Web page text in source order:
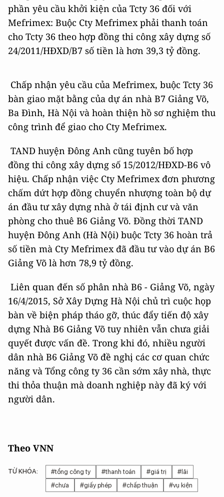
phần yêu cầu khởi kiện của Tcty 36 đối với
Mefrimex: Buộc Cty Mefrimex phải thanh toán
cho Tcty 36 theo hợp đồng thi công xây dựng số
24/2011/HĐXD/B7 số tiền là hơn 39,3 tỷ đồng.
Chấp nhận yêu cầu của Mefrimex, buộc Tcty 36
bàn giao mặt bằng của dự án nhà B7 Giảng Võ,
Ba Đình, Hà Nội và hoàn thiện hồ sơ nghiệm thu
công trình để giao cho Cty Mefrimex.
TAND huyện Đông Anh cũng tuyên bố hợp
đồng thi công xây dựng số 15/2012/HĐXD-B6 vô
hiệu. Chấp nhận việc Cty Mefrimex đơn phương
chấm dứt hợp đồng chuyển nhượng toàn bộ dự
án đầu tư xây dựng nhà ở tái định cư và văn
phòng cho thuê B6 Giảng Võ. Đồng thời TAND
huyện Đông Anh (Hà Nội) buộc Tcty 36 hoàn trả
số tiền mà Cty Mefrimex đã đầu tư vào dự án B6
Giảng Võ là hơn 78,9 tỷ đồng.
Liên quan đến số phân nhà B6 - Giảng Võ, ngày
16/4/2015, Sở Xây Dựng Hà Nội chủ trì cuộc họp
bàn về biện pháp tháo gỡ, thúc đẩy tiến độ xây
dựng Nhà B6 Giảng Võ tuy nhiên vẫn chưa giải
quyết được vấn đề. Trong khi đó, nhiều người
dân nhà B6 Giảng Võ đề nghị các cơ quan chức
năng và Tổng công ty 36 cần sớm xây nhà, thực
thi thỏa thuận mà doanh nghiệp này đã ký với
người dân.
Theo VNN
TỪ KHÓA: #tổng công ty #thanh toán #giá trị
#lãi
#chưa
#giấy phép #chấp thuận #vụ kiện